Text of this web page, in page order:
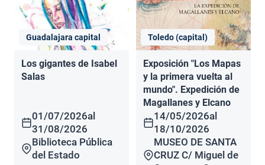
Guadalajara capital
Los gigantes de Isabel
Salas
01/07/2026al
31/08/2026
Biblioteca Pública
del Estado
Toledo (capital)
Exposición "Los Mapas
y la primera vuelta al
mundo". Expedición de
Magallanes y Elcano
14/05/2026al
18/10/2026
MUSEO DE SANTA
CRUZ C/ Miguel de